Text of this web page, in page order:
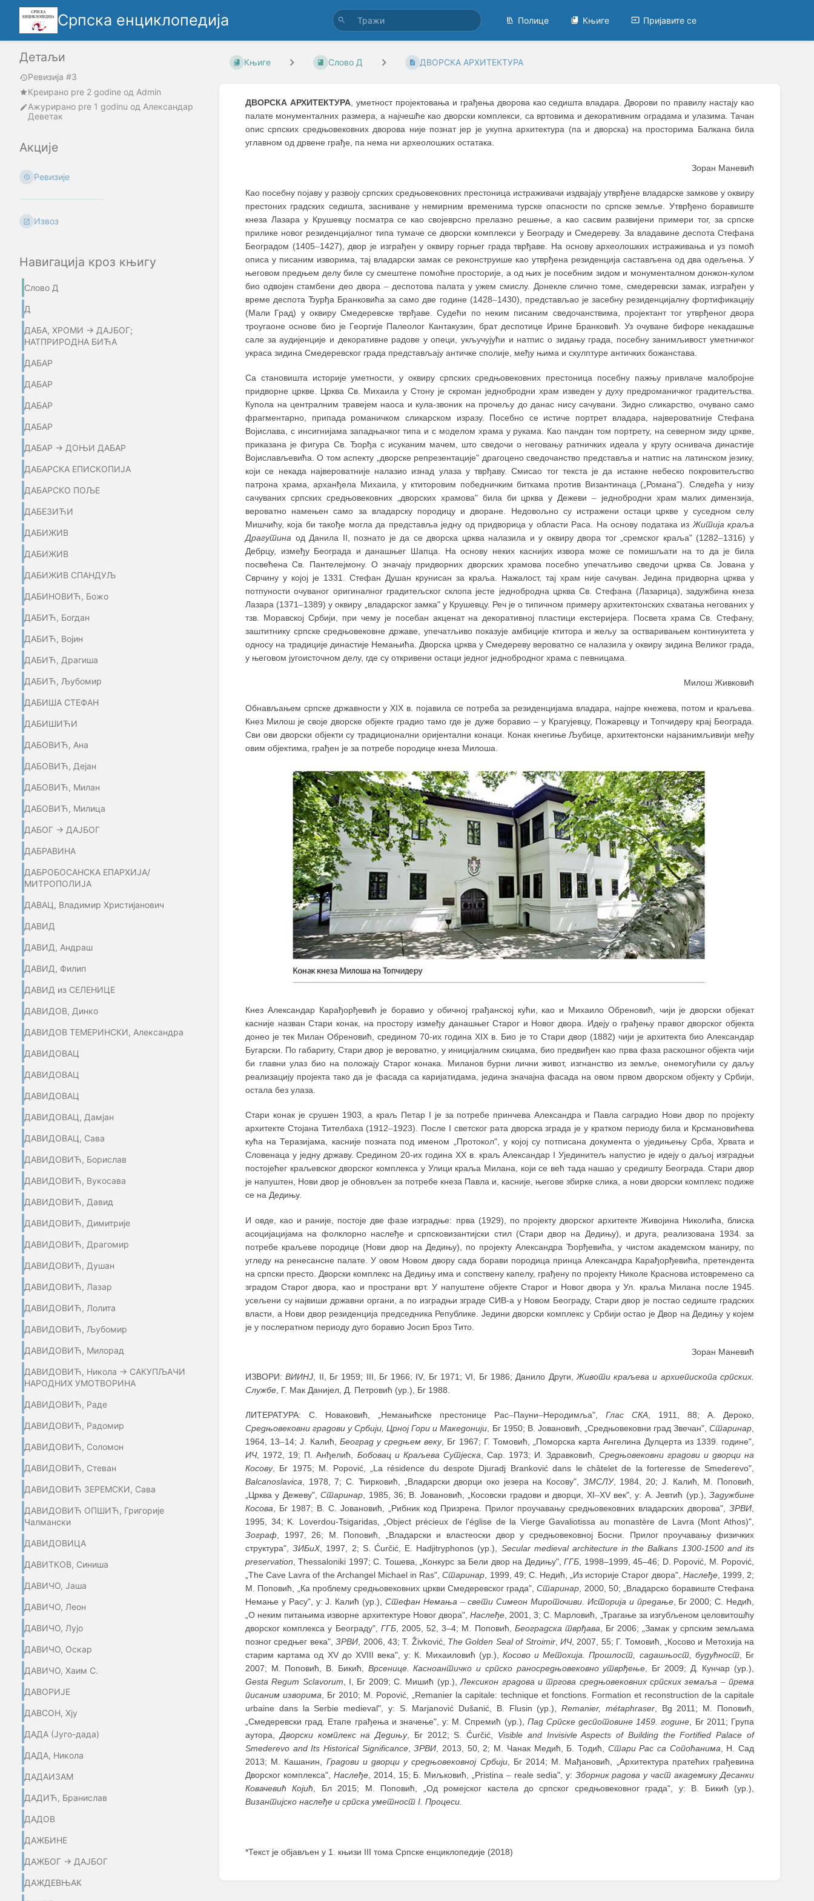
Српска енциклопедија Полице Књиге Пријавите се
Детаљи
Ревизија #3
Креирано pre 2 godine oд Admin
Ажурирано pre 1 godinu од Александар
Деветак
Акције
Ревизије
Извоз
Навигација кроз књигу
Слово Д
Д
ДАБА, ХРОМИ → ДАЈБОГ;
НАТПРИРОДНА БИЋА
ДАБАР
ДАБАР
ДАБАР
ДАБАР
ДАБАР → ДОЊИ ДАБАР
ДАБАРСКА ЕПИСКОПИЈА
ДАБАРСКО ПОЉЕ
ДАБЕЗИЋИ
ДАБИЖИВ
ДАБИЖИВ
ДАБИЖИВ СПАНДУЉ
ДАБИНОВИЋ, Божо
ДАБИЋ, Богдан
ДАБИЋ, Војин
ДАБИЋ, Драгиша
ДАБИЋ, Љубомир
ДАБИША СТЕФАН
ДАБИШИЋИ
ДАБОВИЋ, Ана
ДАБОВИЋ, Дејан
ДАБОВИЋ, Милан
ДАБОВИЋ, Милица
ДАБОГ → ДАЈБОГ
ДАБРАВИНА
ДАБРОБОСАНСКА ЕПАРХИЈА/
МИТРОПОЛИЈА
ДАВАЦ, Владимир Христијанович
ДАВИД
ДАВИД, Андраш
ДАВИД, Филип
ДАВИД из СЕЛЕНИЦЕ
ДАВИДОВ, Динко
ДАВИДОВ ТЕМЕРИНСКИ, Александра
ДАВИДОВАЦ
ДАВИДОВАЦ
ДАВИДОВАЦ
ДАВИДОВАЦ, Дамјан
ДАВИДОВАЦ, Сава
ДАВИДОВИЋ, Борислав
ДАВИДОВИЋ, Вукосава
ДАВИДОВИЋ, Давид
ДАВИДОВИЋ, Димитрије
ДАВИДОВИЋ, Драгомир
ДАВИДОВИЋ, Душан
ДАВИДОВИЋ, Лазар
ДАВИДОВИЋ, Лолита
ДАВИДОВИЋ, Љубомир
ДАВИДОВИЋ, Милорад
ДАВИДОВИЋ, Никола → САКУПЉАЧИ
НАРОДНИХ УМОТВОРИНА
ДАВИДОВИЋ, Раде
ДАВИДОВИЋ, Радомир
ДАВИДОВИЋ, Соломон
ДАВИДОВИЋ, Стеван
ДАВИДОВИЋ ЗЕРЕМСКИ, Сава
ДАВИДОВИЋ ОПШИЋ, Григорије
Чалмански
ДАВИДОВИЦА
ДАВИТКОВ, Синиша
ДАВИЧО, Јаша
ДАВИЧО, Леон
ДАВИЧО, Лујо
ДАВИЧО, Оскар
ДАВИЧО, Хаим С.
ДАВОРИЈЕ
ДАВСОН, Хју
ДАДА (Југо-дада)
ДАДА, Никола
ДАДАИЗАМ
ДАДИЋ, Бранислав
ДАДОВ
ДАЖБИНЕ
ДАЖБОГ → ДАЈБОГ
ДАЖДЕВЊАК
Књиге Слово Д ДВОРСКА АРХИТЕКТУРА
ДВОРСКА АРХИТЕКТУРА, уметност пројектовања и грађења дворова као седишта владара. Дворови по правилу настају као
палате монументалних размера, а најчешће као дворски комплекси, са вртовима и декоративним оградама и улазима. Тачан
опис српских средњoвековних дворова није познат јер је укупна архитектура (па и дворска) на просторима Балкана била
углавном од дрвене грађе, па нема ни археолошких остатака.
Зоран Маневић
Као посебну појаву у развоју српских средњовековних престоница истраживачи издвајају утврђене владарске замкове у оквиру
престоних градских седишта, засниване у немирним временима турске опасности по српске земље. Утврђено боравиште
кнеза Лазара у Крушевцу посматра се као својеврсно прелазно решење, а као сасвим развијени примери тог, за српске
прилике новог резиденцијалног типа тумаче се дворски комплекси у Београду и Смедереву. За владавине деспота Стефана
Београдом (1405–1427), двор је изграђен у оквиру горњег града тврђаве. На основу археолошких истраживања и уз помоћ
описа у писаним изворима, тај владарски замак се реконструише као утврђена резиденција састављена од два одељења. У
његовом предњем делу биле су смештене помоћне просторије, а од њих је посебним зидом и монументалном донжон-кулом
био одвојен стамбени део двора –деспотова палата у ужем смислу. Донекле слично томе, смедеревски замак, изграђен у
време деспота Ђурђа Бранковића за само две године (1428–1430), представљао је засебну резиденцијалну фортификацију
(Мали Град) у оквиру Смедеревске тврђаве. Судећи по неким писаним сведочанствима, пројектант тог утврђеног двора
троугаоне основе био је Георгије Палеолог Кантакузин, брат деспотице Ирине Бранковић. Уз очуване бифоре некадашње
сале за аудијенције и декоративне радове у опеци, укључујући и натпис о зидању града, посебну занимљивост уметничког
украса зидина Смедеревског града представљају античке сполије, међу њима и скулптуре античких божанстава.
Са становишта историје уметности, у оквиру српских средњовековних престоница посебну пажњу привлаче малобројне
придворне цркве. Црква Св. Михаила у Стону је скроман једнобродни храм изведен у духу предроманичког градитељства.
Купола на централним травејем наоса и кула-звоник на прочељу до данас нису сачувани. Зидно сликарство, очувано само
фрагментарно, припада романичком сликарском изразу. Посебно се истиче портрет владара, највероватније Стефана
Војислава, с инсигнијама западњачког типа и с моделом храма у рукама. Као пандан том портрету, на северном зиду цркве,
приказана је фигура Св. Ђорђа с исуканим мачем, што сведочи о неговању ратничких идеала у кругу оснивача династије
Војислављевића. О том аспекту „дворске репрезентације" драгоцено сведочанство представља и натпис на латинском језику,
који се некада највероватније налазио изнад улаза у тврђаву. Смисао тог текста је да истакне небеско покровитељство
патрона храма, арханђела Михаила, у ктиторовим победничким биткама против Византинаца („Романа"). Следећа у низу
сачуваних српских средњовековних „дворских храмова" била би црква у Дежеви– једнобродни храм малих димензија,
вероватно намењен само за владарску породицу и дворане. Недовољно су истражени остаци цркве у суседном селу
Мишчићу, која би такође могла да представља једну од придворица у области Раса. На основу података из Житија краља
Драгутина од Данила II, познато је да се дворска црква налазила и у оквиру двора тог „сремског краља" (1282–1316) у
Дебрцу, између Београда и данашњег Шапца. На основу неких каснијих извора може се помишљати на то да је била
посвећена Св. Пантелејмону. О значају придворних дворских храмова посебно упечатљиво сведочи црква Св. Јована у
Сврчину у којој је 1331. Стефан Душан крунисан за краља. Нажалост, тај храм није сачуван. Једина придворна црква у
потпуности очуваног оригиналног градитељског склопа јесте једнобродна црква Св. Стефана (Лазарица), задужбина кнеза
Лазара (1371–1389) у оквиру „владарског замка" у Крушевцу. Реч је о типичном примеру архитектонских схватања негованих у
тзв. Моравској Србији, при чему је посебан акценат на декоративној пластици екстеријера. Посвета храма Св. Стефану,
заштитнику српске средњовековне државе, упечатљиво показује амбиције ктитора и жељу за остваривањем континуитета у
односу на традиције династије Немањића. Дворска црква у Смедереву вероватно се налазила у оквиру зидина Великог града,
у његовом југоисточном делу, где су откривени остаци једног једнобродног храма с певницама.
Милош Живковић
Обнављањем српске државности у XIX в. појавила се потреба за резиденцијама владара, најпре кнежева, потом и краљева.
Кнез Милош је своје дворске објекте градио тамо где је дуже боравио ‒ у Крагујевцу, Пожаревцу и Топчидеру крај Београда.
Сви ови дворски објекти су традиционални оријентални конаци. Конак кнегиње Љубице, архитектонски најзанимљивији међу
овим објектима, грађен је за потребе породице кнеза Милоша.
Кнез Александар Карађорђевић је боравио у обичној грађанској кући, као и Михаило Обреновић, чији је дворски објекат
касније назван Стари конак, на простору између данашњег Старог и Новог двора. Идеју о грађењу правог дворског објекта
донео је тек Милан Обреновић, средином 70-их година XIX в. Био је то Стари двор (1882) чији је архитекта био Александар
Бугарски. По габариту, Стари двор је вероватно, у иницијалним скицама, био предвиђен као прва фаза раскошног објекта чији
би главни улаз био на положају Старог конака. Миланов бурни лични живот, изгнанство из земље, онемогућили су даљу
реализацију пројекта тако да је фасада са каријатидама, једина значајна фасада на овом првом дворском објекту у Србији,
остала без улаза.
Стари конак је срушен 1903, а краљ Петар I је за потребе принчева Александра и Павла саградио Нови двор по пројекту
архитекте Стојана Тителбаха (1912–1923). После I светског рата дворска зграда је у кратком периоду била и Крсмановићева
кућа на Теразијама, касније позната под именом „Протокол", у којој су потписана документа о уједињењу Срба, Хрвата и
Словенаца у једну државу. Средином 20-их година XX в. краљ Александар I Ујединитељ напустио је идеју о даљој изградњи
постојећег краљевског дворског комплекса у Улици краља Милана, који се већ тада нашао у средишту Београда. Стари двор
је напуштен, Нови двор је обновљен за потребе кнеза Павла и, касније, његове збирке слика, а нови дворски комплекс подиже
се на Дедињу.
И овде, као и раније, постоје две фазе изградње: прва (1929), по пројекту дворског архитекте Живојина Николића, блиска
асоцијацијама на фолклорно наслеђе и српсковизантијски стил (Стари двор на Дедињу), и друга, реализована 1934. за
потребе краљеве породице (Нови двор на Дедињу), по пројекту Александра Ђорђевића, у чистом академском маниру, по
угледу на ренесансне палате. У овом Новом двору сада борави породица принца Александра Карађорђевића, претендента
на српски престо. Дворски комплекс на Дедињу има и сопствену капелу, грађену по пројекту Николе Краснова истовремено са
зградом Старог двора, као и пространи врт. У напуштене објекте Старог и Новог двора у Ул. краља Милана после 1945.
усељени су највиши државни органи, а по изградњи зграде СИВ-а у Новом Београду, Стари двор је постао седиште градских
власти, а Нови двор резиденција председника Републике. Једини дворски комплекс у Србији остао је Двор на Дедињу у коjем
је у послератном периоду дуго боравио Јосип Броз Тито.
Зоран Маневић
ИЗВОРИ:ВИИНЈ , II, Бг 1959; III, Бг 1966; IV, Бг 1971; VI, Бг 1986; Данило Други, Животи краљева и архиепископа српских.
Службе , Г. Мак Данијел, Д. Петровић (ур.), Бг 1988.
ЛИТЕРАТУРА: С. Новаковић, „Немањићске престонице Рас–Пауни–Неродимља", Глас СКА, 1911, 88; А. Дероко,
Средњовековни градови у Србији, Црној Гори и Македонији, Бг 1950; В. Јовановић, „Средњовековни град Звечан",Старинар,
1964, 13–14; Ј. Калић, Београд у средњем веку, Бг 1967; Г. Томовић, „Поморска карта Ангелина Дулцерта из 1339. године",
ИЧ, 1972, 19; П. Анђелић, Бобовац и Краљева Сутјеска, Сар. 1973; И. Здравковић, Средњовековни градови и дворци на
Косову, Бг 1975; М. Popović, „La résidence du despote Djuradj Branković dans le châtelet de la forteresse de Smederevo",
Balcanoslavica, 1978, 7; С. Ћирковић, „Владарски дворци око језера на Косову", ЗМСЛУ, 1984, 20; Ј. Калић, М. Поповић,
„Црква у Дежеву",Старинар, 1985, 36; В. Јовановић, „Косовски градови и дворци, XI–XV век", у: А. Јевтић (ур.),Задужбине
Косова, Бг 1987; В. С. Јовановић, „Рибник код Призрена. Прилог проучавању средњовековних владарских дворова", ЗРВИ,
1995, 34; K. Loverdou-Tsigaridas, „Object précieux de l'église de la Vierge Gavaliotissa au monastère de Lavra (Mont Athos)",
Зограф, 1997, 26; М. Поповић, „Владарски и властеоски двор у средњовековној Босни. Прилог проучавању физичких
структура",ЗИБиХ, 1997, 2; S. Ćurčić, E. Hadjitryphonos (ур.), Secular medieval architecture in the Balkans 1300-1500 and its
preservation, Thessaloniki 1997; С. Тошева, „Конкурс за Бели двор на Дедињу",ГГБ, 1998‒1999, 45‒46; D. Popović, M. Popović,
„The Cave Lavra of the Archangel Michael in Ras",Старинар, 1999, 49; С. Недић, „Из историје Старог двора", Наслеђе, 1999, 2;
М. Поповић, „Ка проблему средњовековних цркви Смедеревског града",Старинар, 2000, 50; „Владарско боравиште Стефана
Немање у Расу", у: Ј. Калић (ур.), Стефан Немања –свети Симеон Мироточиви. Историја и предање, Бг 2000; С. Недић,
„О неким питањима изворне архитектуре Новог двора", Наслеђе, 2001, 3; С. Марловић, „Трагање за изгубљеном целовитошћу
дворског комплекса у Београду", ГГБ, 2005, 52, 3‒4; М. Поповић, Београдска тврђава, Бг 2006; „Замак у српским земљама
позног средњег века",ЗРВИ, 2006, 43; T. Živković, Тhe Golden Seal of Stroimir, ИЧ, 2007, 55; Г. Томовић, „Косово и Метохија на
старим картама од XV до XVIII века", у: К. Михаиловић (ур.), Косово и Метохија. Прошлост, садашњост, будућност, Бг
2007; М. Поповић, В. Бикић, Врсенице. Касноантичко и српско раносредњовековно утврђење, Бг 2009; Д. Кунчар (ур.),
Gesta Regum Sclavorum, I, Бг 2009; С. Мишић (ур.),Лексикон градова и тргова средњовековних српских земаља –према
писаним изворима, Бг 2010; M. Popović, „Remanier la capitale: technique et fonctions. Formation et reconstruction de la capitale
urbaine dans la Serbie medieval", у: S. Marjanović Dušanić, B. Flusin (ур.),Remanier, métaphraser, Bg 2011; М. Поповић,
„Смедеревски град. Етапе грађења и значење", у: М. Спремић (ур.), Пад Српске деспотовине 1459. године, Бг 2011; Група
аутора,Дворски комплекс на Дедињу, Бг 2012; S. Ćurčić, Visible and Invisivle Aspects of Building the Fortified Palace of
Smederevo and Its Historical Significance,ЗРВИ, 2013, 50, 2; М. Чанак Медић, Б. Тодић, Стари Рас са Сопоћанима, Н. Сад
2013; М. Кашанин, Градови и дворци у средњовековној Србији, Бг 2014; М. Мађановић, „Архитектура пратећих грађевина
Дворског комплекса", Наслеђе, 2014, 15; Б. Миљковић, „Pristina– reale sedia", у: Зборник радова у част академику Десанки
Ковачевић Којић, Бл 2015; М. Поповић, „Од ромејског кастела до српског средњовековног града", у: В. Бикић (ур.),
Византијско наслеђе и српска уметност I. Процеси.
*Текст је објављен у 1. књизи III тома Српске енциклопедије (2018)